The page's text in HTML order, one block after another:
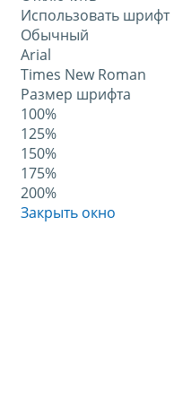
Использовать шрифт
Обычный
Arial
Times New Roman
Размер шрифта
100%
125%
150%
175%
200%
Закрыть окно